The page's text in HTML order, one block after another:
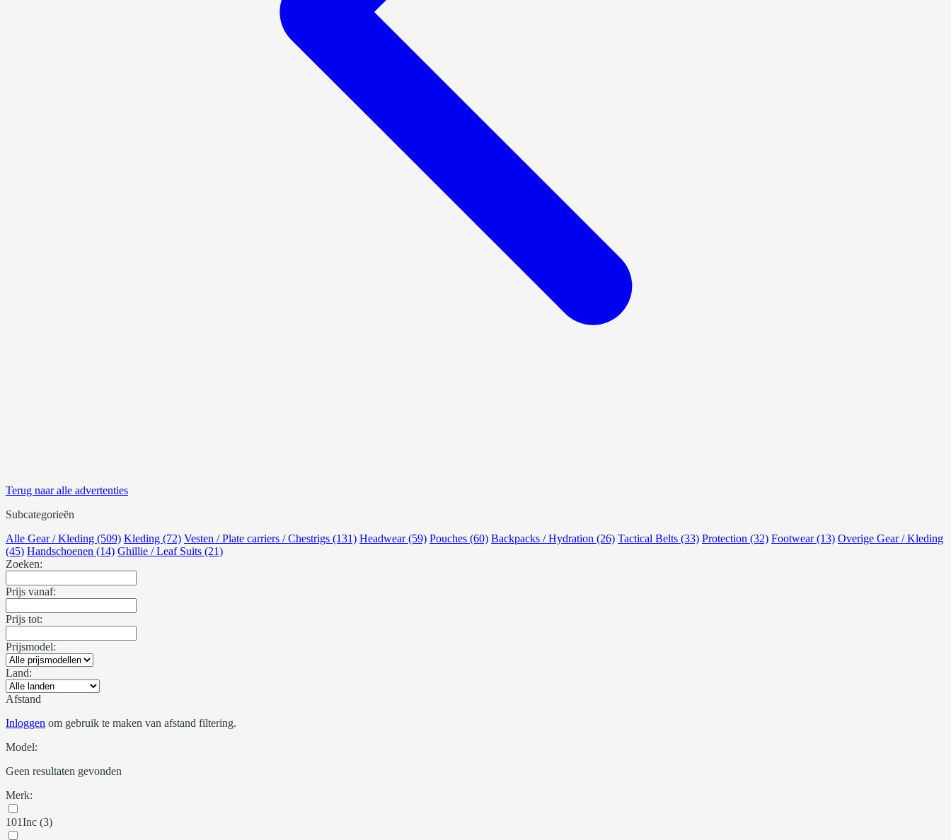
Terug naar alle advertenties
Subcategorieën
Alle Gear / Kleding (509) Kleding (72) Vesten / Plate carriers / Chestrigs (131) Headwear (59) Pouches (60) Backpacks / Hydration (26) Tactical Belts (33) Protection (32) Footwear (13) Overige Gear / Kleding
(45) Handschoenen (14) Ghillie / Leaf Suits (21)
Zoeken:
Prijs vanaf:
Prijs tot:
Prijsmodel:
Land:
Afstand
Inloggen om gebruik te maken van afstand filtering.
Model:
Geen resultaten gevonden
Merk:
101Inc (3)